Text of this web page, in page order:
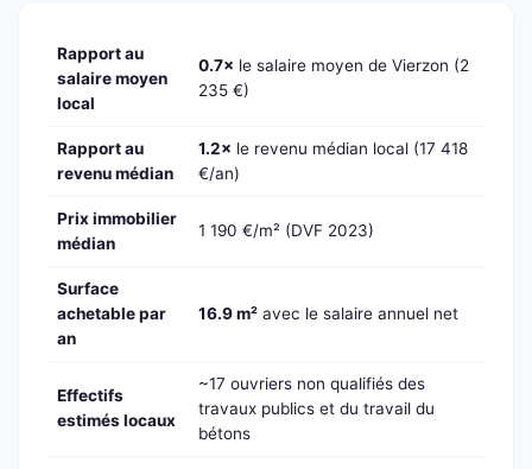
Rapport au
salaire moyen
local
0.7× le salaire moyen de Vierzon (2
235 €)
Rapport au
revenu médian
1.2× le revenu médian local (17 418
€/an)
Prix immobilier
médian
1 190 €/m² (DVF 2023)
Surface
achetable par
an
16.9 m² avec le salaire annuel net
Effectifs
estimés locaux
~17 ouvriers non qualifiés des
travaux publics et du travail du
bétons